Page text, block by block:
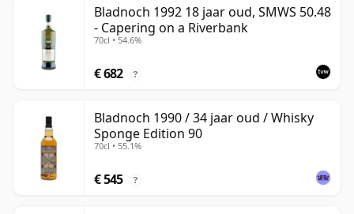
Bladnoch 1992 18 jaar oud, SMWS 50.48
- Capering on a Riverbank
70cl • 54.6%
€ 682 ?
Bladnoch 1990 / 34 jaar oud / Whisky
Sponge Edition 90
70cl • 55.1%
€ 545 ?